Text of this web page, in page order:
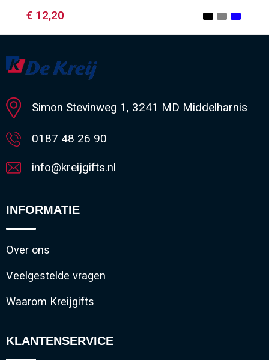
€ 12,20
Minimale afname: 1
Simon Stevinweg 1, 3241 MD Middelharnis
0187 48 26 90
info@kreijgifts.nl
INFORMATIE
Over ons
Veelgestelde vragen
Waarom Kreijgifts
KLANTENSERVICE